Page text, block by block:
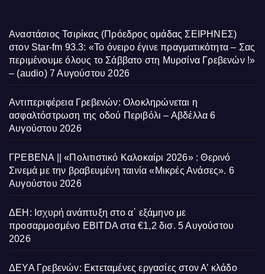
Αναστάσιος Τσιρίκας (Πρόεδρος ομάδας ΣΕΙΡΗΝΕΣ)
στον Star-fm 93.3: «Το όνειρο έγινε πραγματικότητα – Σας
περιμένουμε όλους το Σάββατο στη Μυρσίνα Γρεβενών !»
– (audio) 7 Αυγούστου 2026
Αντιπεριφέρεια Γρεβενών: Ολοκληρώνεται η
ασφαλτόστρωση της οδού Περιβόλι – Αβδέλλα 6
Αυγούστου 2026
ΓΡΕΒΕΝΑ || «Πολιτιστικό Καλοκαίρι 2026» : Θερινό
Σινεμά με την βραβευμένη ταινία «Μικρές Ανάσες». 6
Αυγούστου 2026
ΔΕΗ: Ισχυρή ανάπτυξη στο α΄ εξάμηνο με
προσαρμοσμένο EBITDA στα €1,2 δισ. 5 Αυγούστου
2026
ΔΕΥΑ Γρεβενών: Εκτεταμένες εργασίες στον Α’ κλάδο